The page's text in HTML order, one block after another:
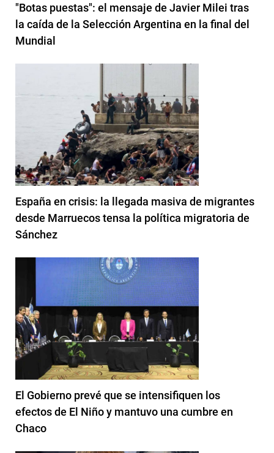
"Botas puestas": el mensaje de Javier Milei tras
la caída de la Selección Argentina en la final del
Mundial
España en crisis: la llegada masiva de migrantes
desde Marruecos tensa la política migratoria de
Sánchez
El Gobierno prevé que se intensifiquen los
efectos de El Niño y mantuvo una cumbre en
Chaco